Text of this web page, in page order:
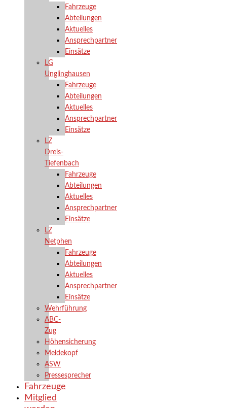
Fahrzeuge
Abteilungen
Aktuelles
Ansprechpartner
Einsätze
LG
Unglinghausen
Fahrzeuge
Abteilungen
Aktuelles
Ansprechpartner
Einsätze
LZ
Dreis-
Tiefenbach
Fahrzeuge
Abteilungen
Aktuelles
Ansprechpartner
Einsätze
LZ
Netphen
Fahrzeuge
Abteilungen
Aktuelles
Ansprechpartner
Einsätze
Wehrführung
ABC-
Zug
Höhensicherung
Meldekopf
ASW
Pressesprecher
Fahrzeuge
Mitglied